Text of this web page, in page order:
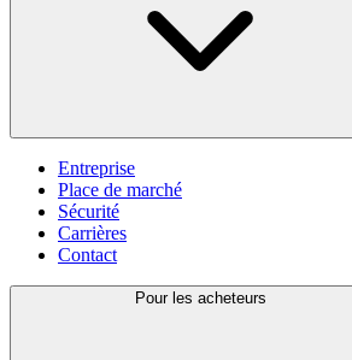
Entreprise
Place de marché
Sécurité
Carrières
Contact
Pour les acheteurs